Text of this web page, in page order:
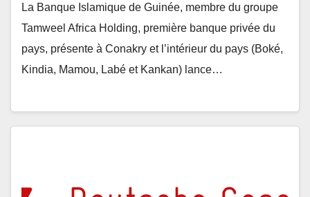
La Banque Islamique de Guinée, membre du groupe
Tamweel Africa Holding, première banque privée du
pays, présente à Conakry et l’intérieur du pays (Boké,
Kindia, Mamou, Labé et Kankan) lance…